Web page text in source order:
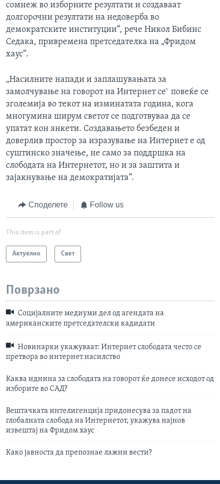
сомнеж во изборните резултати и создаваат
долгорочни резултати на недоверба во
демократските институции“, рече Никол Бибинс
Седака, привремена претседателка на „Фридом
хаус“.
„Насилните напади и заплашувањата за
замолчување на говорот на Интернет се` повеќе се
зголемија во текот на изминатата година, кога
многумина ширум светот се подготвуваа да се
упатат кон анкети. Создавањето безбеден и
доверлив простор за изразување на Интернет е од
суштинско значење, не само за поддршка на
слободата на Интернетот, но и за заштита и
зајакнување на демократијата“.
Споделете Follow us
This item is part of
Актуелно Свет
Поврзано
Социјалните медиуми дел од агендата на
американските претседателски кадидати
Новинарки укажуваат: Интернет слободата често се
претвора во интернет насилство
Каква иднина за слободата на говорот ќе донесе исходот од
изборите во САД?
Вештачката интелигенција придонесува за падот на
глобалната слобода на Интернетот, укажува најнов
извештај на Фридом хаус
Како јавноста да препознае лажни вести?